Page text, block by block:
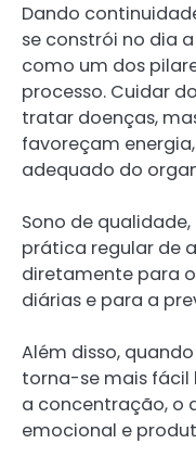
Dando
se constrói no dia
como um dos
processo. Cuidar
tratar doenças,
favoreçam
adequado do
Sono de
prática regular de
diretamente para
diárias e para a
Além disso,
torna-se mais fácil
a concentração, o
emocional e